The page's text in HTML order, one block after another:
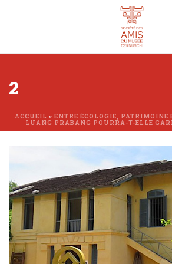
2
ACCUEIL » ENTRE ÉCOLOGIE, PATRIMOINE
LUANG PRABANG POURRA-T-ELLE